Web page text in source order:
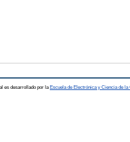
es desarrollado por la Escuela de Electrónica y Ciencia de la